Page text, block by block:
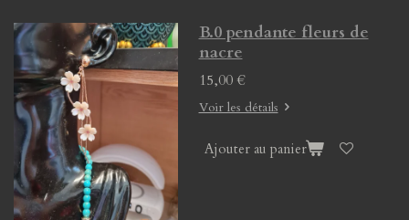
B.0 pendante fleurs de
nacre
15,00 €
Voir les détails
Ajouter au panier